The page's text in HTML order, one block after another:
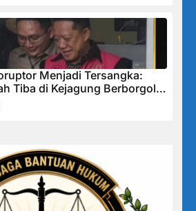
Menjadi Tersangka:
Tiba di Kejagung Berborgol,
Senyum Penuh Teka-teki